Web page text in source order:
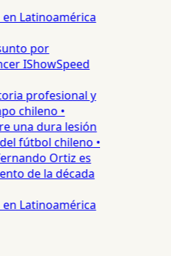
Latinoamérica
por
IShowSpeed
profesional y
chileno •
una dura lesión
fútbol chileno •
Ortiz es
de la década
Latinoamérica